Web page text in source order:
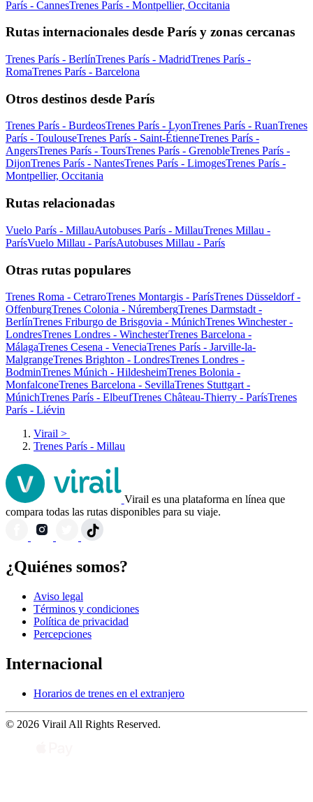
París - CannesTrenes París - Montpellier, Occitania
Rutas internacionales desde París y zonas cercanas
Trenes París - BerlínTrenes París - MadridTrenes París -
RomaTrenes París - Barcelona
Otros destinos desde París
Trenes París - BurdeosTrenes París - LyonTrenes París - RuanTrenes
París - ToulouseTrenes París - Saint-ÉtienneTrenes París -
AngersTrenes París - ToursTrenes París - GrenobleTrenes París -
DijonTrenes París - NantesTrenes París - LimogesTrenes París -
Montpellier, Occitania
Rutas relacionadas
Vuelo París - MillauAutobuses París - MillauTrenes Millau -
ParísVuelo Millau - ParísAutobuses Millau - París
Otras rutas populares
Trenes Roma - CetraroTrenes Montargis - ParísTrenes Düsseldorf -
OffenburgTrenes Colonia - NúrembergTrenes Darmstadt -
BerlínTrenes Friburgo de Brisgovia - MúnichTrenes Winchester -
LondresTrenes Londres - WinchesterTrenes Barcelona -
MálagaTrenes Cesena - VeneciaTrenes París - Jarville-la-
MalgrangeTrenes Brighton - LondresTrenes Londres -
BodminTrenes Múnich - HildesheimTrenes Bolonia -
MonfalconeTrenes Barcelona - SevillaTrenes Stuttgart -
MúnichTrenes París - ElbeufTrenes Château-Thierry - ParísTrenes
París - Liévin
Virail >
Trenes París - Millau
Virail es una plataforma en línea que
compara todas las rutas disponibles para su viaje.
¿Quiénes somos?
Aviso legal
Términos y condiciones
Política de privacidad
Percepciones
Internacional
Horarios de trenes en el extranjero
© 2026 Virail All Rights Reserved.